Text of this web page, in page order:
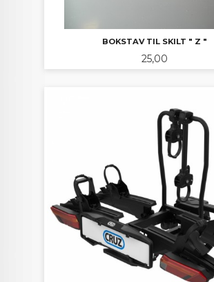
BOKSTAV TIL SKILT " Z "
Pris
25,00